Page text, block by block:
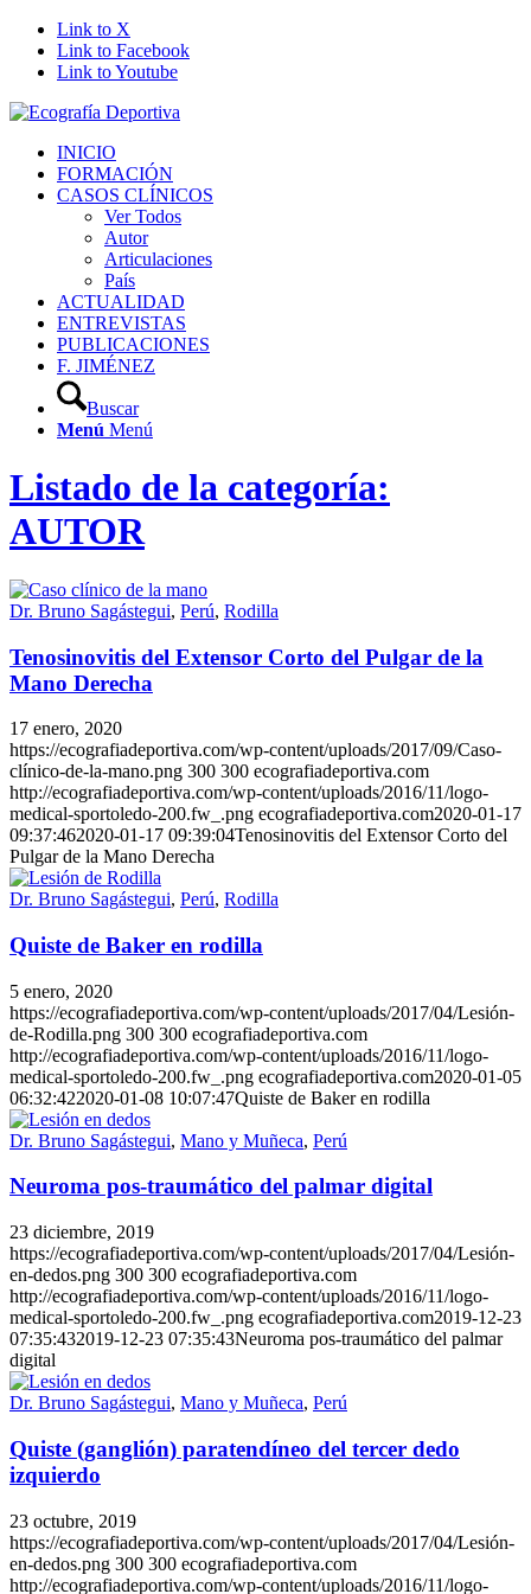
Link to X
Link to Facebook
Link to Youtube
INICIO
FORMACIÓN
CASOS CLÍNICOS
Ver Todos
Autor
Articulaciones
País
ACTUALIDAD
ENTREVISTAS
PUBLICACIONES
F. JIMÉNEZ
Buscar
Menú Menú
Listado de la categoría:
AUTOR
Dr. Bruno Sagástegui, Perú, Rodilla
Tenosinovitis del Extensor Corto del Pulgar de la
Mano Derecha
17 enero, 2020
https://ecografiadeportiva.com/wp-content/uploads/2017/09/Caso-
clínico-de-la-mano.png 300 300 ecografiadeportiva.com
http://ecografiadeportiva.com/wp-content/uploads/2016/11/logo-
medical-sportoledo-200.fw_.png ecografiadeportiva.com2020-01-17
09:37:462020-01-17 09:39:04Tenosinovitis del Extensor Corto del
Pulgar de la Mano Derecha
Dr. Bruno Sagástegui, Perú, Rodilla
Quiste de Baker en rodilla
5 enero, 2020
https://ecografiadeportiva.com/wp-content/uploads/2017/04/Lesión-
de-Rodilla.png 300 300 ecografiadeportiva.com
http://ecografiadeportiva.com/wp-content/uploads/2016/11/logo-
medical-sportoledo-200.fw_.png ecografiadeportiva.com2020-01-05
06:32:422020-01-08 10:07:47Quiste de Baker en rodilla
Dr. Bruno Sagástegui, Mano y Muñeca, Perú
Neuroma pos-traumático del palmar digital
23 diciembre, 2019
https://ecografiadeportiva.com/wp-content/uploads/2017/04/Lesión-
en-dedos.png 300 300 ecografiadeportiva.com
http://ecografiadeportiva.com/wp-content/uploads/2016/11/logo-
medical-sportoledo-200.fw_.png ecografiadeportiva.com2019-12-23
07:35:432019-12-23 07:35:43Neuroma pos-traumático del palmar
digital
Dr. Bruno Sagástegui, Mano y Muñeca, Perú
Quiste (ganglión) paratendíneo del tercer dedo
izquierdo
23 octubre, 2019
https://ecografiadeportiva.com/wp-content/uploads/2017/04/Lesión-
en-dedos.png 300 300 ecografiadeportiva.com
http://ecografiadeportiva.com/wp-content/uploads/2016/11/logo-